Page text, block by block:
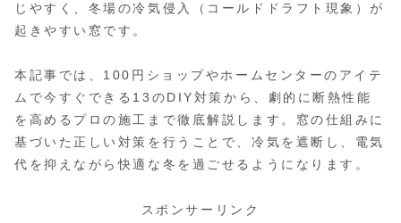
じやすく、冬場の冷気侵入（コールドドラフト現象）が
起きやすい窓です。
本記事では、100円ショップやホームセンターのアイテ
ムで今すぐできる13のDIY対策から、劇的に断熱性能
を高めるプロの施工まで徹底解説します。窓の仕組みに
基づいた正しい対策を行うことで、冷気を遮断し、電気
代を抑えながら快適な冬を過ごせるようになります。
スポンサーリンク